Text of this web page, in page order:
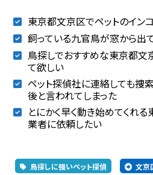
東京都文京区でペットのイン
飼っている九官鳥が窓から出
鳥探しでおすすめな東京都文
て欲しい
ペット探偵社に連絡しても捜
後と言われてしまった
とにかく早く動き始めてくれ
業者に依頼したい
鳥探しに強いペット探偵 文京